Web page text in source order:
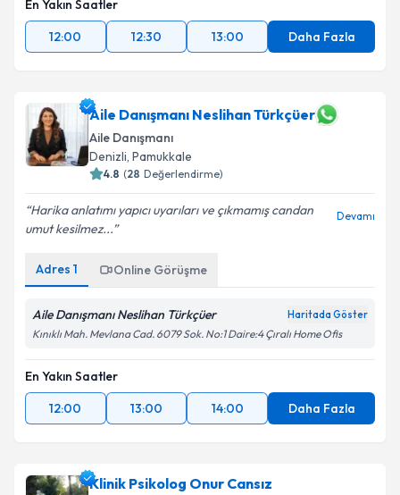
En Yakın Saatler
12:00
12:30 13:00 Daha Fazla
Aile Danışmanı Neslihan Türkçüer
Aile Danışmanı
Denizli, Pamukkale
4.8 (28 Değerlendirme)
Harika anlatımı yapıcı uyarıları ve çıkmamış candan
umut kesilmez...
Devamı
Adres 1 Online Görüşme
Aile Danışmanı Neslihan Türkçüer Haritada Göster
Kınıklı Mah. Mevlana Cad. 6079 Sok. No:1 Daire:4 Çıralı Home Ofis
En Yakın Saatler
12:00
13:00 14:00 Daha Fazla
Klinik Psikolog Onur Cansız